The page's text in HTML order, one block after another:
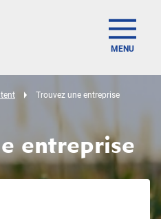
MENU
Trouvez une entreprise
entreprise